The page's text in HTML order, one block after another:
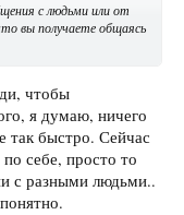
с людьми или от
вы получаете общаясь
чтобы
я думаю, ничего
так быстро. Сейчас
себе, просто то
с разными людьми..